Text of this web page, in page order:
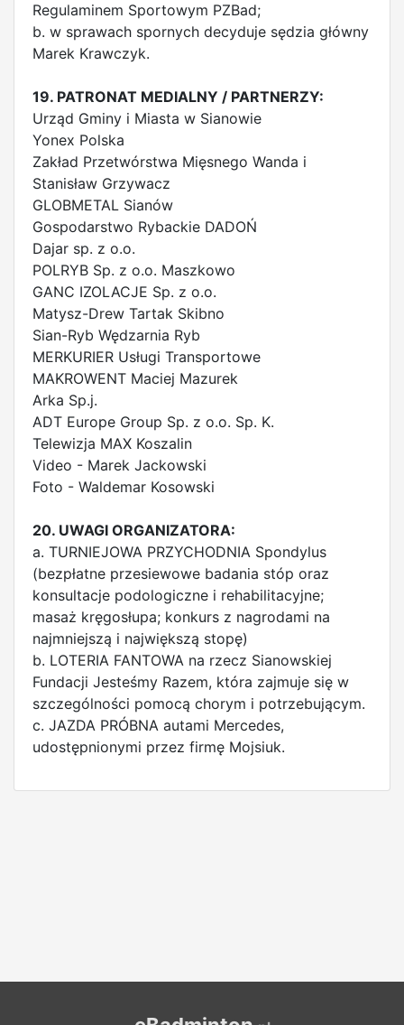
Regulaminem Sportowym PZBad;
b. w sprawach spornych decyduje sędzia główny
Marek Krawczyk.
19. PATRONAT MEDIALNY / PARTNERZY:
Urząd Gminy i Miasta w Sianowie
Yonex Polska
Zakład Przetwórstwa Mięsnego Wanda i
Stanisław Grzywacz
GLOBMETAL Sianów
Gospodarstwo Rybackie DADOŃ
Dajar sp. z o.o.
POLRYB Sp. z o.o. Maszkowo
GANC IZOLACJE Sp. z o.o.
Matysz-Drew Tartak Skibno
Sian-Ryb Wędzarnia Ryb
MERKURIER Usługi Transportowe
MAKROWENT Maciej Mazurek
Arka Sp.j.
ADT Europe Group Sp. z o.o. Sp. K.
Telewizja MAX Koszalin
Video - Marek Jackowski
Foto - Waldemar Kosowski
20. UWAGI ORGANIZATORA:
a. TURNIEJOWA PRZYCHODNIA Spondylus
(bezpłatne przesiewowe badania stóp oraz
konsultacje podologiczne i rehabilitacyjne;
masaż kręgosłupa; konkurs z nagrodami na
najmniejszą i największą stopę)
b. LOTERIA FANTOWA na rzecz Sianowskiej
Fundacji Jesteśmy Razem, która zajmuje się w
szczególności pomocą chorym i potrzebującym.
c. JAZDA PRÓBNA autami Mercedes,
udostępnionymi przez firmę Mojsiuk.